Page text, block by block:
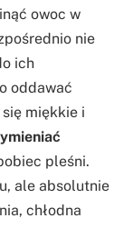
owoc w
nie
ich
oddawać
miękkie i
pleśni.
ale absolutnie
chłodna